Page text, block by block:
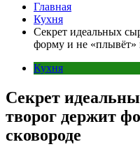
Главная
Кухня
Секрет идеальных
форму и не «плывёт»
Кухня
Секрет
творог держит
сковороде